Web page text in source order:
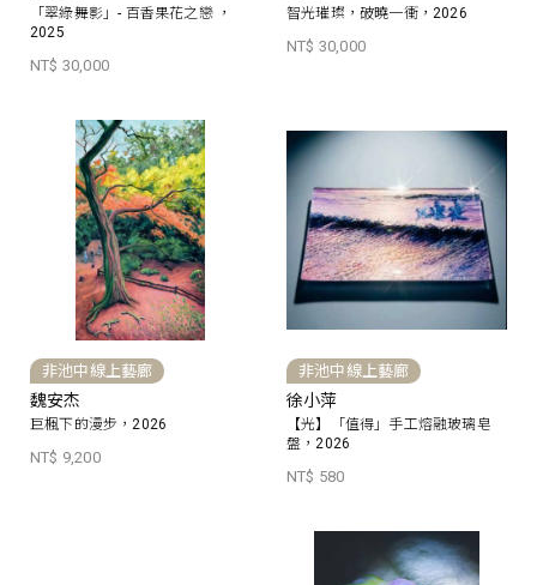
「翠綠舞影」- 百香果花之戀 ，
2025
NT$ 30,000
智光璀璨，破曉一衝，2026
NT$ 30,000
非池中線上藝廊
魏安杰
巨楓下的漫步，2026
NT$ 9,200
非池中線上藝廊
徐小萍
【光】「值得」手工熔融玻璃皂
盤，2026
NT$ 580